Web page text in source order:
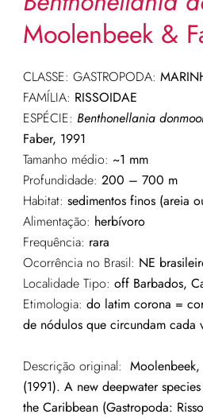
Moolenbeek &
CLASSE: GASTROPODA:
FAMÍLIA: RISSOIDAE
ESPÉCIE: Benthonellania
Faber, 1991
Tamanho médio: ~1 mm
Profundidade: 200 – 700 m
Habitat: sedimentos finos (areia
Alimentação: herbívoro
Frequência: rara
Ocorrência no Brasil: NE
Localidade Tipo: off Barbados,
Etimologia: do latim corona =
de nódulos que circundam cada
Descrição original:
(1991). A new deepwater
the Caribbean (Gastropoda: